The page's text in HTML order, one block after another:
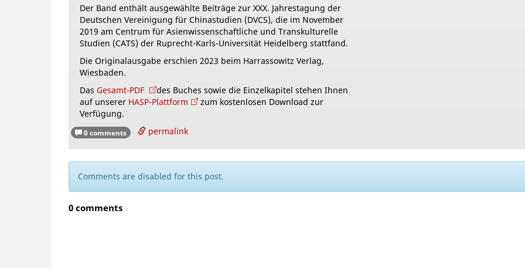
Der Band enthält ausgewählte Beiträge zur XXX. Jahrestagung der
Deutschen Vereinigung für Chinastudien (DVCS), die im November
2019 am Centrum für Asienwissenschaftliche und Transkulturelle
Studien (CATS) der Ruprecht-Karls-Universität Heidelberg stattfand.
Die Originalausgabe erschien 2023 beim Harrassowitz Verlag,
Wiesbaden.
Das Gesamt-PDF
des Buches sowie die Einzelkapitel stehen Ihnen
auf unserer HASP-Plattform
zum kostenlosen Download zur
Verfügung.
0 comments permalink
Comments are disabled for this post.
0 comments